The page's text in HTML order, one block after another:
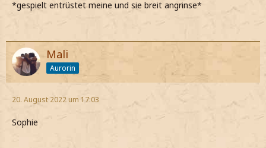
*gespielt entrüstet meine und sie breit angrinse*
Mali
Aurorin
20. August 2022 um 17:03
Sophie